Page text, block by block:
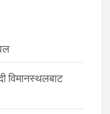
विमानस्थलबाट